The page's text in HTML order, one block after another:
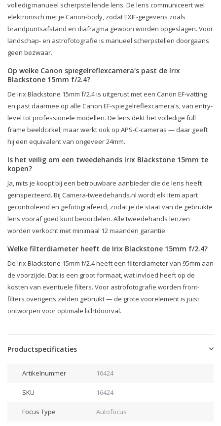
volledig manueel scherpstellende lens. De lens communiceert wel
elektronisch met je Canon-body, zodat EXIF-gegevens zoals
brandpuntsafstand en diafragma gewoon worden opgeslagen. Voor
landschap- en astrofotografie is manueel scherpstellen doorgaans
geen bezwaar.
Op welke Canon spiegelreflexcamera's past de Irix
Blackstone 15mm f/2.4?
De Irix Blackstone 15mm f/2.4 is uitgerust met een Canon EF-vatting
en past daarmee op alle Canon EF-spiegelreflexcamera's, van entry-
level tot professionele modellen. De lens dekt het volledige full
frame beeldcirkel, maar werkt ook op APS-C-cameras — daar geeft
hij een equivalent van ongeveer 24mm.
Is het veilig om een tweedehands Irix Blackstone 15mm te
kopen?
Ja, mits je koopt bij een betrouwbare aanbieder die de lens heeft
geïnspecteerd. Bij Camera-tweedehands.nl wordt elk item apart
gecontroleerd en gefotografeerd, zodat je de staat van de gebruikte
lens vooraf goed kunt beoordelen. Alle tweedehands lenzen
worden verkocht met minimaal 12 maanden garantie.
Welke filterdiameter heeft de Irix Blackstone 15mm f/2.4?
De Irix Blackstone 15mm f/2.4 heeft een filterdiameter van 95mm aan
de voorzijde. Dat is een groot formaat, wat invloed heeft op de
kosten van eventuele filters. Voor astrofotografie worden front-
filters overigens zelden gebruikt — de grote voorelement is juist
ontworpen voor optimale lichtdoorval.
Productspecificaties
Artikelnummer 16424
SKU 16424
Focus Type Autofocus